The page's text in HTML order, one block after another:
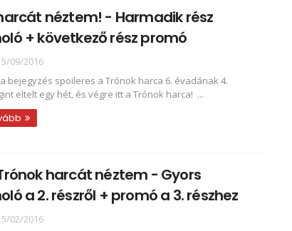
néztem! - Harmadik rész
+ következő rész promó
5/09/2016
a bejegyzés spoileres a Trónok harca 6. évadának 4.
eltelt egy hét, és végre itt a Trónok harca! ...
harcát néztem - Gyors
a 2. részről + promó a 3. részhez
5/02/2016